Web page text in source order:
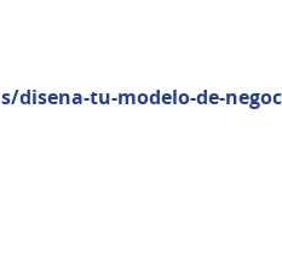
tu-modelo-de-